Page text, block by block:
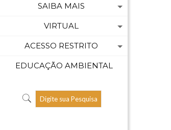
SAIBA MAIS
VIRTUAL
ACESSO RESTRITO
EDUCAÇÃO AMBIENTAL